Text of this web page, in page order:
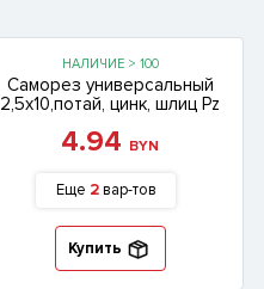
НАЛИЧИЕ > 100
Саморез универсальный
2,5х10,потай, цинк, шлиц Pz
4.94 BYN
Еще 2 вар-тов
Купить